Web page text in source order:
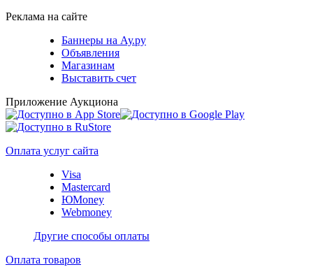
Реклама на сайте
Баннеры на Ау.ру
Объявления
Магазинам
Выставить счет
Приложение Аукциона
Оплата услуг сайта
Visa
Mastercard
ЮMoney
Webmoney
Другие способы оплаты
Оплата товаров